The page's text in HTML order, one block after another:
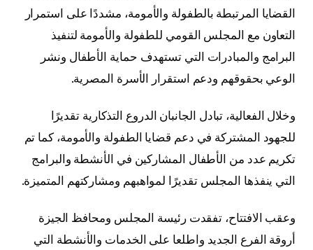
القضايا المرتبطة بالطفولة والأمومة، مشددًا على استمرار
التعاون مع المجلس القومي للطفولة والأمومة لتنفيذ
البرامج والمبادرات التي تستهدف حماية الأطفال ونشر
الوعي بحقوقهم ودعم استقرار الأسرة المصرية.
وخلال الفعالية، تبادل الجانبان الدروع التذكارية تقديرًا
للجهود المشتركة في دعم قضايا الطفولة والأمومة، كما تم
تكريم عدد من الأطفال المشاركين في الأنشطة والبرامج
التي ينفذها المجلس تقديرًا لمواهبهم ومشاركتهم المتميزة.
وعقب الافتتاح، تفقدت رئيسة المجلس ومحافظ الجيزة
أروقة الفرع الجديد واطلعا على الخدمات والأنشطة التي